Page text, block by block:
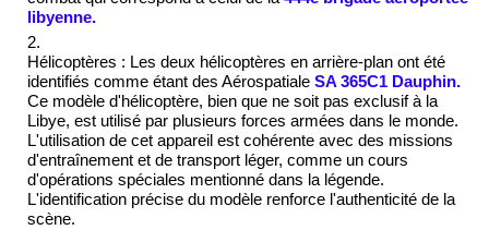
libyenne.
Hélicoptères : Les deux hélicoptères en arrière-plan ont été
identifiés comme étant des Aérospatiale SA 365C1 Dauphin.
Ce modèle d'hélicoptère, bien que ne soit pas exclusif à la
Libye, est utilisé par plusieurs forces armées dans le monde.
L'utilisation de cet appareil est cohérente avec des missions
d'entraînement et de transport léger, comme un cours
d'opérations spéciales mentionné dans la légende.
L'identification précise du modèle renforce l'authenticité de la
scène.